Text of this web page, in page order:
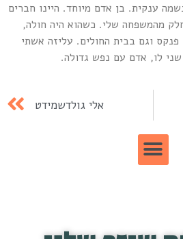
ענקית. בן אדם מיוחד. היינו חברים
מהמשפחה שלי. כשהוא היה חולה,
וגם בבית החולים. עליזה אשתי
לו, אדם עם נפש גדולה.
אלי גולדשמידט